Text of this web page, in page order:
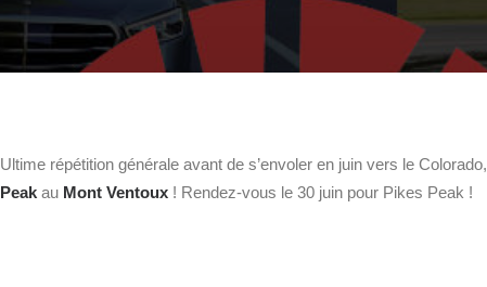
Ultime répétition générale avant de s’envoler en juin vers le Colorado,
Peak au Mont Ventoux ! Rendez-vous le 30 juin pour Pikes Peak !